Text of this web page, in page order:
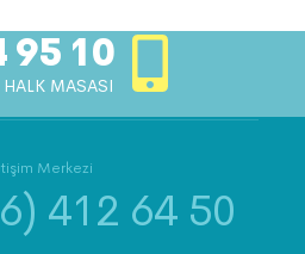
95 10
HALK MASASI
Merkezi
412 64 50